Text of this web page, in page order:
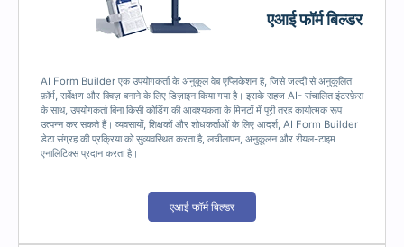
एआई फॉर्म बिल्डर
AI Form Builder एक उपयोगकर्ता के अनुकूल वेब एप्लिकेशन है, जिसे जल्दी से अनुकूलित
फ़ॉर्म, सर्वेक्षण और क्विज़ बनाने के लिए डिज़ाइन किया गया है। इसके सहज AI- संचालित इंटरफ़ेस
के साथ, उपयोगकर्ता बिना किसी कोडिंग की आवश्यकता के मिनटों में पूरी तरह कार्यात्मक रूप
उत्पन्न कर सकते हैं। व्यवसायों, शिक्षकों और शोधकर्ताओं के लिए आदर्श, AI Form Builder
डेटा संग्रह की प्रक्रिया को सुव्यवस्थित करता है, लचीलापन, अनुकूलन और रीयल-टाइम
एनालिटिक्स प्रदान करता है।
एआई फॉर्म बिल्डर